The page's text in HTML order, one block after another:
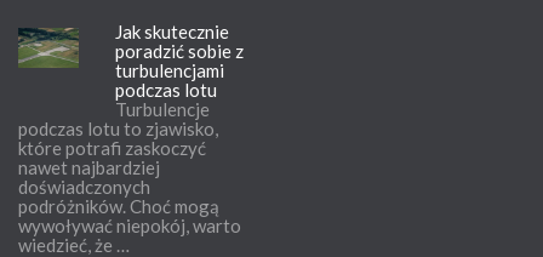
Jak skutecznie
poradzić sobie z
turbulencjami
podczas lotu
Turbulencje
podczas lotu to zjawisko,
które potrafi zaskoczyć
nawet najbardziej
doświadczonych
podróżników. Choć mogą
wywoływać niepokój, warto
wiedzieć, że …